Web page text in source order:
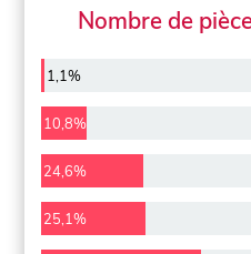
Nombre de
1,1%
10,8%
24,6%
25,1%